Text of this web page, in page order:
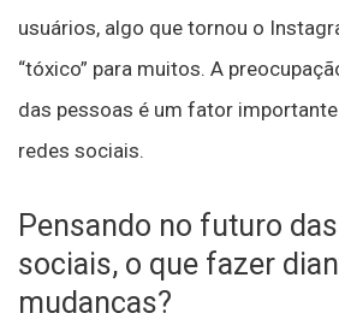
usuários, algo que tornou o
“tóxico” para muitos. A
das pessoas é um fator
redes sociais.
Pensando no futuro
sociais, o que fazer
mudanças?